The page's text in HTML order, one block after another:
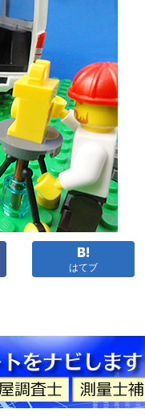
はてブ